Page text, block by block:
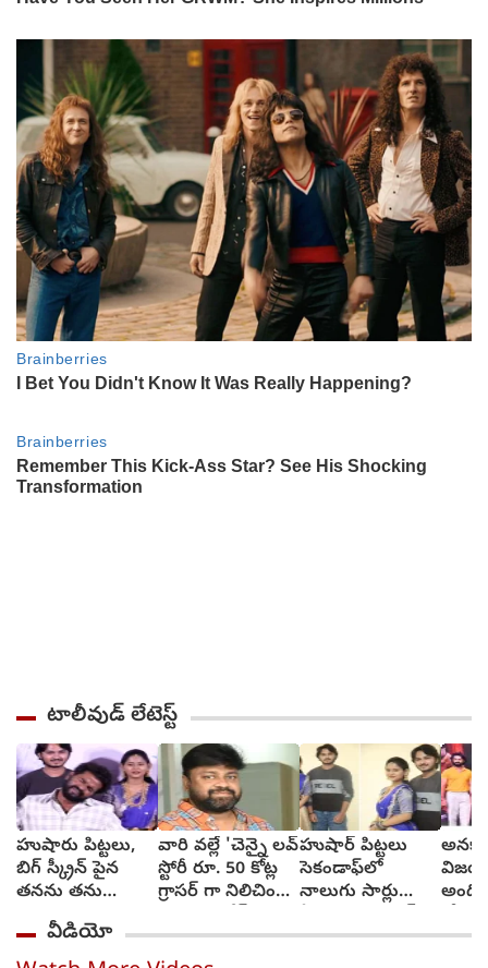
టాలీవుడ్ లేటెస్ట్
హుషారు పిట్టలు,
బిగ్ స్క్రీన్ పైన
తనను తను
చూసుకుని చెంప
పగలగొట్టుకున్న
నటుడు, వీడియో
వారి వల్లే 'చెన్నై లవ్
స్టోరీ రూ. 50 కోట్ల
గ్రాసర్ గా నిలిచింది -
హుషార్‌ పిట్టలు
సెకండాఫ్‌లో
నాలుగు సార్లు
అర్జున్‌
సోనూ
వీడియో